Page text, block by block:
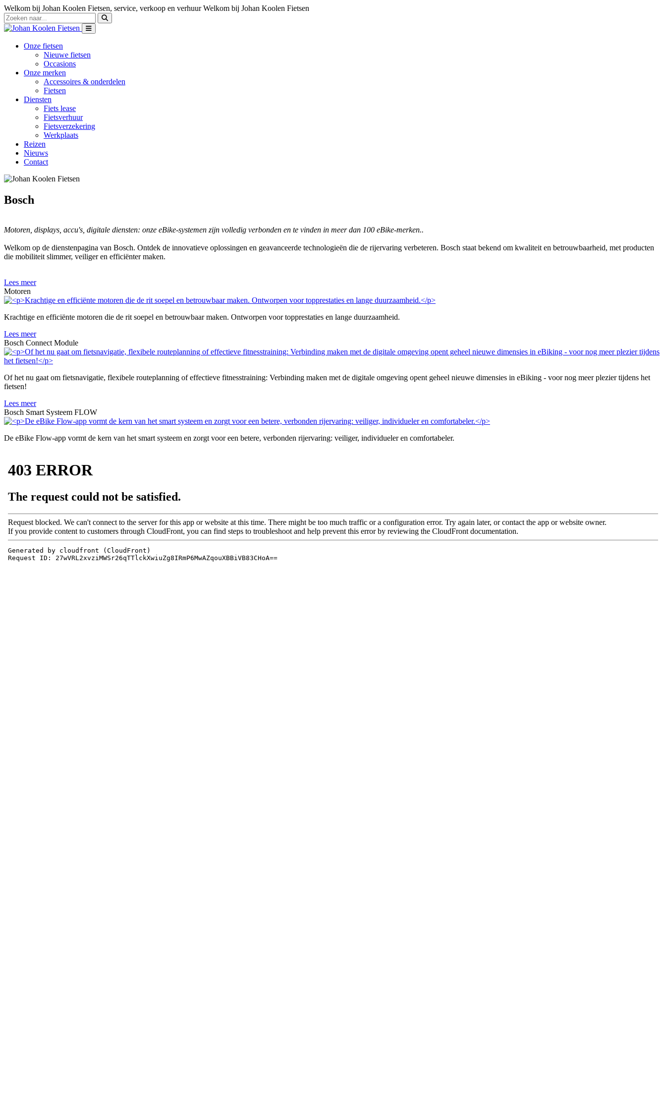
Welkom bij Johan Koolen Fietsen, service, verkoop en verhuurWelkom bij Johan Koolen Fietsen
Onze fietsen
Nieuwe fietsen
Occasions
Onze merken
Accessoires & onderdelen
Fietsen
Diensten
Fiets lease
Fietsverhuur
Fietsverzekering
Werkplaats
Reizen
Nieuws
Contact
Bosch
Motoren, displays, accu's, digitale diensten: onze eBike-systemen zijn volledig verbonden en te vinden in meer dan 100 eBike-merken..
Welkom op de dienstenpagina van Bosch. Ontdek de innovatieve oplossingen en geavanceerde technologieën die de rijervaring verbeteren. Bosch staat bekend om kwaliteit en betrouwbaarheid, met producten
die mobiliteit slimmer, veiliger en efficiënter maken.
Lees meer
Motoren
Krachtige en efficiënte motoren die de rit soepel en betrouwbaar maken. Ontworpen voor topprestaties en lange duurzaamheid.
Lees meer
Bosch Connect Module
Of het nu gaat om fietsnavigatie, flexibele routeplanning of effectieve fitnesstraining: Verbinding maken met de digitale omgeving opent geheel nieuwe dimensies in eBiking - voor nog meer plezier tijdens het
fietsen!
Lees meer
Bosch Smart Systeem FLOW
De eBike Flow-app vormt de kern van het smart systeem en zorgt voor een betere, verbonden rijervaring: veiliger, individueler en comfortabeler.